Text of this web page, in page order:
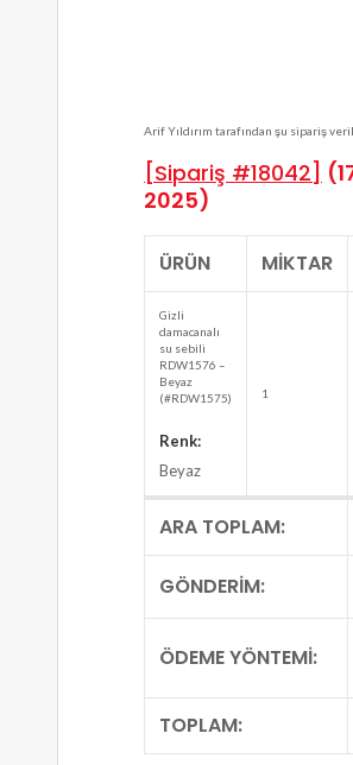
Arif Yıldırım tarafından şu sipariş
[Sipariş #18042]
2025)
ÜRÜN MIKTAR
Gizli
damacanalı
su sebili
RDW1576 –
Beyaz
(#RDW1575)
Renk:
Beyaz
1
ARA TOPLAM:
GÖNDERIM:
ÖDEME YÖNTEMI:
TOPLAM: